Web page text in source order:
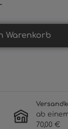
Warenkorb
ab
70,00 €